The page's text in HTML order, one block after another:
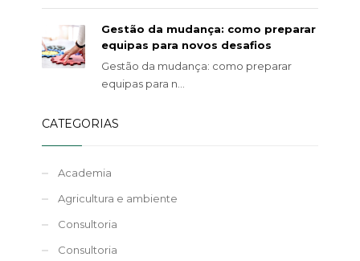
Gestão da mudança: como preparar
equipas para novos desafios
Gestão da mudança: como preparar
equipas para n...
CATEGORIAS
Academia
Agricultura e ambiente
Consultoria
Consultoria